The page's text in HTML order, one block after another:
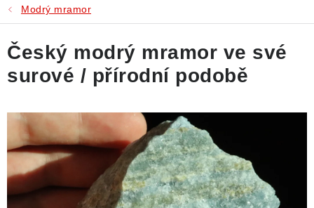
ŠPERKY
KAMENY ZE SVĚTA
BROUŠENÉ
SLEVY
ÚČINKY
KRYSTALY
Modrý mramor
Český modrý mramor ve své
surové / přírodní podobě